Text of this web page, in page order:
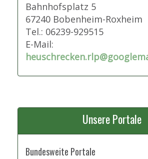
Bahnhofsplatz 5
67240 Bobenheim-Roxheim
Tel.: 06239-929515
E-Mail:
Unsere Portale
Bundesweite Portale